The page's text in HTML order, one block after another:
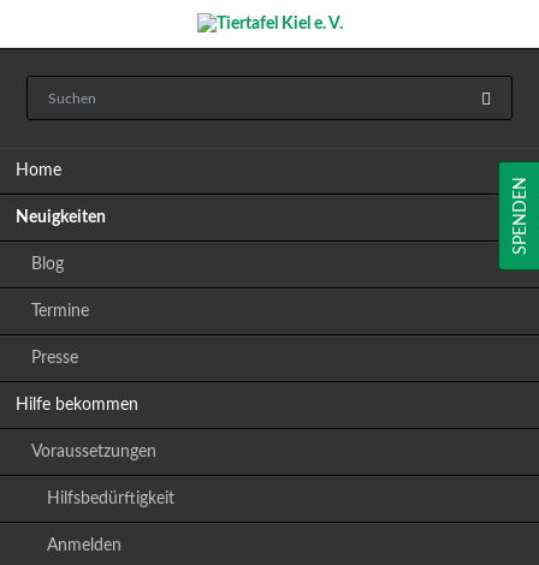
Home
Neuigkeiten
Blog
Termine
Presse
Hilfe bekommen
Voraussetzungen
Hilfsbedürftigkeit
Anmelden
SPENDEN